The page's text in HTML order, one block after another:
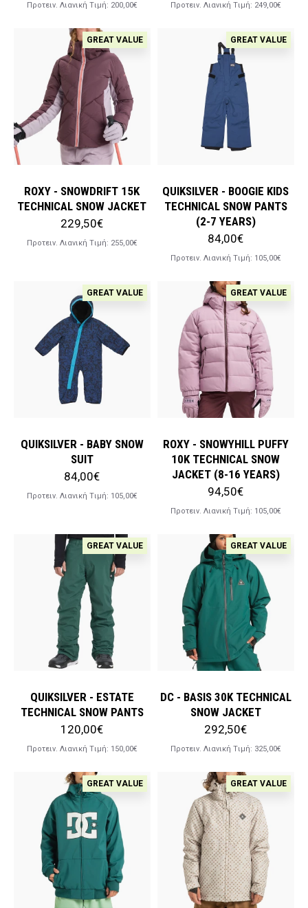
Προτειν. Λιανική Tιμή: 200,00€ Προτειν. Λιανική Tιμή: 249,00€
GREAT VALUE
ROXY - SNOWDRIFT 15K
TECHNICAL SNOW JACKET
229,50€
Προτειν. Λιανική Tιμή: 255,00€
GREAT VALUE
QUIKSILVER - BOOGIE KIDS
TECHNICAL SNOW PANTS
(2-7 YEARS)
84,00€
Προτειν. Λιανική Tιμή: 105,00€
GREAT VALUE
QUIKSILVER - BABY SNOW
SUIT
84,00€
Προτειν. Λιανική Tιμή: 105,00€
GREAT VALUE
ROXY - SNOWYHILL PUFFY
10K TECHNICAL SNOW
JACKET (8-16 YEARS)
94,50€
Προτειν. Λιανική Tιμή: 105,00€
GREAT VALUE
QUIKSILVER - ESTATE
TECHNICAL SNOW PANTS
120,00€
Προτειν. Λιανική Tιμή: 150,00€
GREAT VALUE
DC - BASIS 30K TECHNICAL
SNOW JACKET
292,50€
Προτειν. Λιανική Tιμή: 325,00€
GREAT VALUE GREAT VALUE